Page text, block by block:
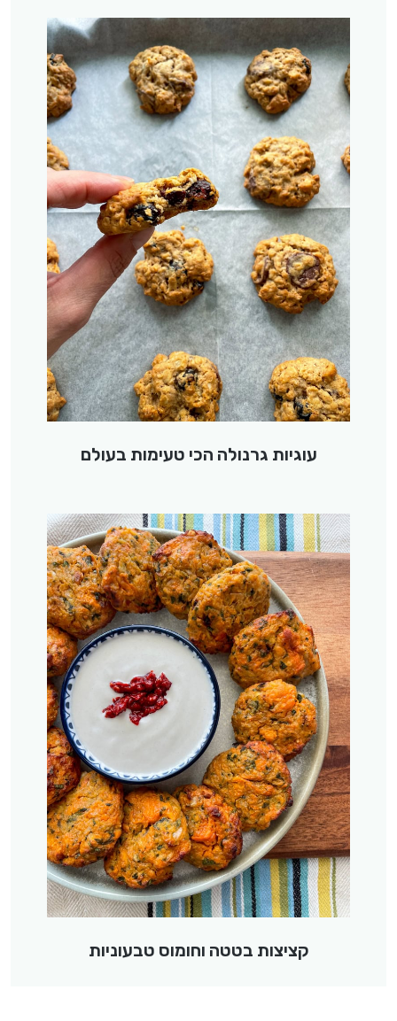
עוגיות גרנולה הכי טעימות בעולם
קציצות בטטה וחומוס טבעוניות